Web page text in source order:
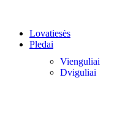
Lovatiesės
Pledai
Vienguliai
Dviguliai